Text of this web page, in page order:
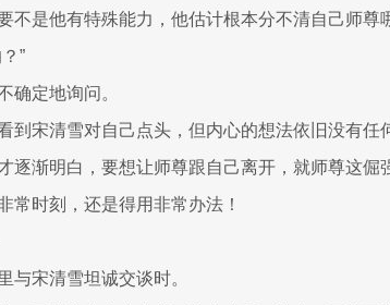
不是他有特殊能力，他估计根本分不清自己师尊
”
确定地询问。
到宋清雪对自己点头，但内心的想法依旧没有任
逐渐明白，要想让师尊跟自己离开，就师尊这倔
常时刻，还是得用非常办法！
与宋清雪坦诚交谈时。